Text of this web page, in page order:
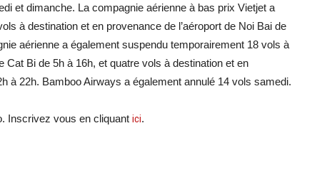
et dimanche. La compagnie aérienne à bas prix Vietjet a
à destination et en provenance de l’aéroport de Noi Bai de
aérienne a également suspendu temporairement 18 vols à
Cat Bi de 5h à 16h, et quatre vols à destination et en
à 22h. Bamboo Airways a également annulé 14 vols samedi.
Inscrivez vous en cliquant ici.